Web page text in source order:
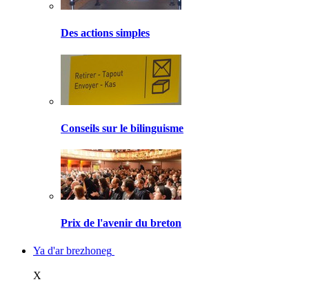
Des actions simples
Conseils sur le bilinguisme
Prix de l'avenir du breton
Ya d'ar brezhoneg
X